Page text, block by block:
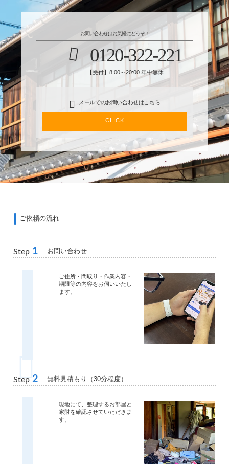
お問い合わせはお気軽にどうぞ！
0120-322-221
【受付】8:00～20:00 年中無休
メールでのお問い合わせはこちら
CLICK
ご依頼の流れ
Step 1 お問い合わせ
ご住所・間取り・作業内容・
期限等の内容をお伺いいたし
ます。
Step 2 無料見積もり（30分程度）
現地にて、整理するお部屋と
家財を確認させていただきま
す。